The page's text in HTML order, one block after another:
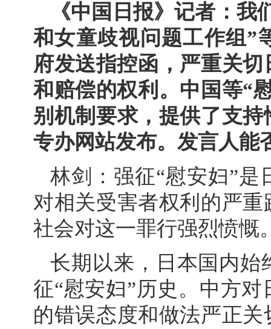
《中国日报》记者：
和女童歧视问题工作组”
府发送指控函，严重关
和赔偿的权利。中国等“
别机制要求，提供了支
专办网站发布。发言人能
林剑：强征“慰安妇”
对相关受害者权利的严
社会对这一罪行强烈愤慨
长期以来，日本国内始
征“慰安妇”历史。中方
的错误态度和做法严正